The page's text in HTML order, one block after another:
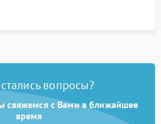
вопросы?
свяжемся с Вами в ближайшее
время